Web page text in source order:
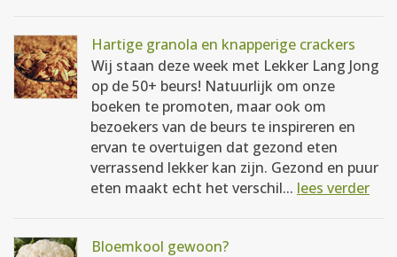
Hartige granola en knapperige crackers
Wij staan deze week met Lekker Lang Jong
op de 50+ beurs! Natuurlijk om onze
boeken te promoten, maar ook om
bezoekers van de beurs te inspireren en
ervan te overtuigen dat gezond eten
verrassend lekker kan zijn. Gezond en puur
eten maakt echt het verschil... lees verder
Bloemkool gewoon?